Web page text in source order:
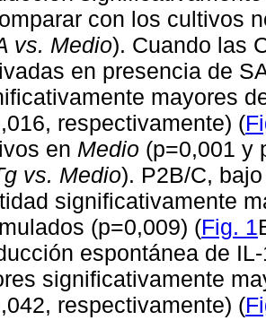
con los cultivos
vs. Medio). Cuando las
en presencia de
mayores
respectivamente) (
en Medio (p=0,001 y
vs. Medio). P2B/C,
significativamente
(p=0,009) (Fig. 1
espontánea de
significativamente
respectivamente) (